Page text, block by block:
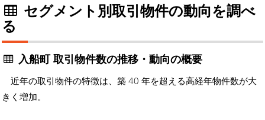
セグメント別取引物件の動向を調べ
る
入船町 取引物件数の推移・動向の概要
近年の取引物件の特徴は、築 40 年を超える高経年物件数が大
きく増加。